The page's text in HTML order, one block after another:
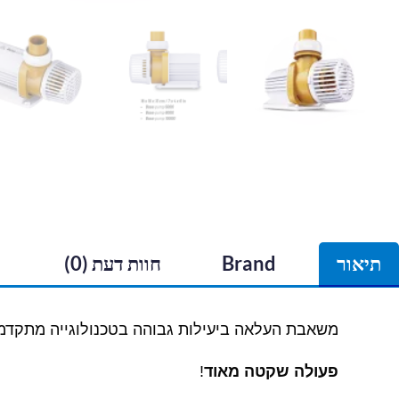
תיאור Brand חוות דעת (0)
משאבת העלאה ביעילות גבוהה בטכנולוגייה
פעולה שקטה מאוד!